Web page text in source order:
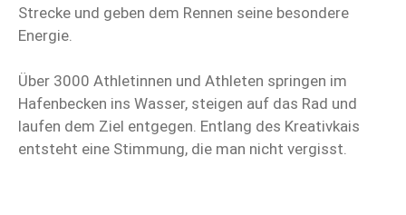
Strecke und geben dem Rennen seine besondere
Energie.
Über 3000 Athletinnen und Athleten springen im
Hafenbecken ins Wasser, steigen auf das Rad und
laufen dem Ziel entgegen. Entlang des Kreativkais
entsteht eine Stimmung, die man nicht vergisst.